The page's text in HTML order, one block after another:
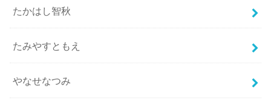
たかはし智秋
たみやすともえ
やなせなつみ